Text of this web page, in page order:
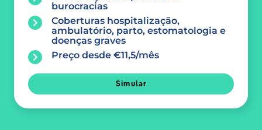
burocracias
Coberturas hospitalização,
ambulatório, parto, estomatologia e
doenças graves
Preço desde €11,5/mês
Simular